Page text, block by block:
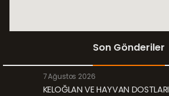
Son Gönderiler
7 Ağustos 2026
KELOĞLAN VE HAYVAN DOSTLARI